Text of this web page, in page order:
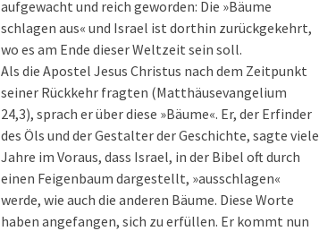
aufgewacht und reich geworden: Die »Bäume
schlagen aus« und Israel ist dorthin zurückgekehrt,
wo es am Ende dieser Weltzeit sein soll.
Als die Apostel Jesus Christus nach dem Zeitpunkt
seiner Rückkehr fragten (Matthäusevangelium
24,3), sprach er über diese »Bäume«. Er, der Erfinder
des Öls und der Gestalter der Geschichte, sagte viele
Jahre im Voraus, dass Israel, in der Bibel oft durch
einen Feigenbaum dargestellt, »ausschlagen«
werde, wie auch die anderen Bäume. Diese Worte
haben angefangen, sich zu erfüllen. Er kommt nun